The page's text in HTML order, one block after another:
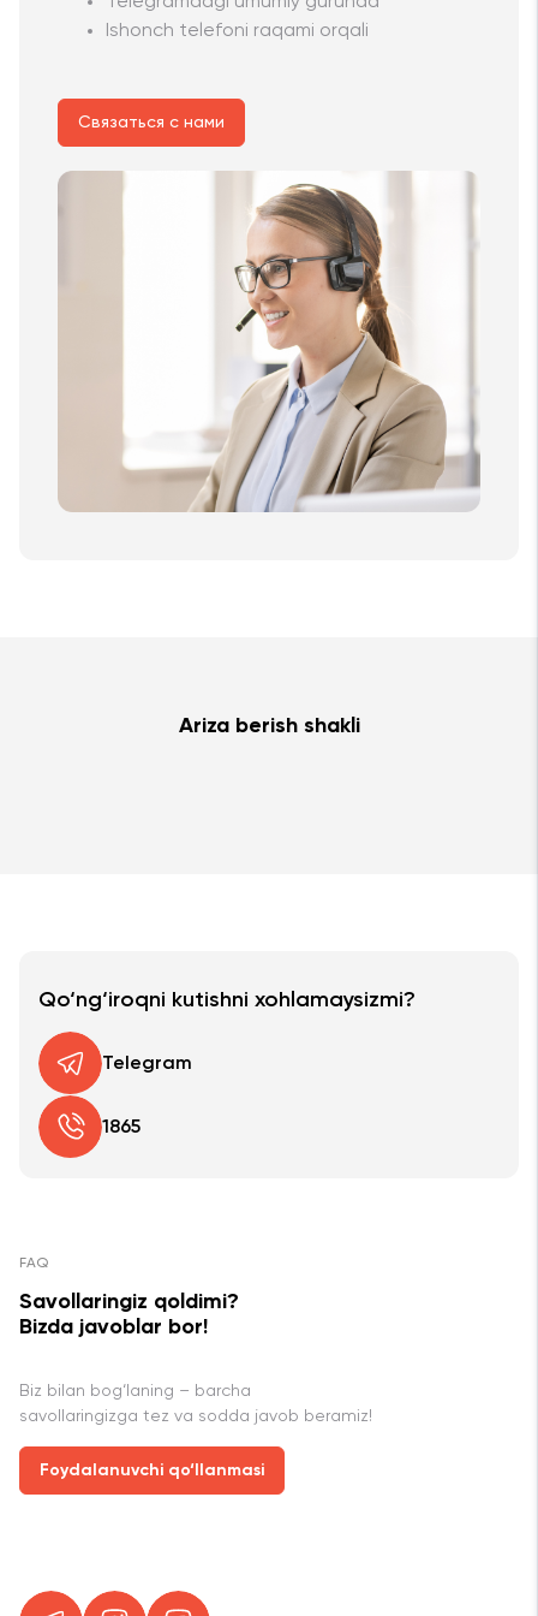
Ishonch telefoni raqami orqali
Связаться с нами
Ariza berish shakli
Qo‘ng‘iroqni kutishni xohlamaysizmi?
Telegram
1865
FAQ
Savollaringiz qoldimi?
Bizda javoblar bor!
Biz bilan bog‘laning – barcha
savollaringizga tez va sodda javob beramiz!
Foydalanuvchi qo‘llanmasi